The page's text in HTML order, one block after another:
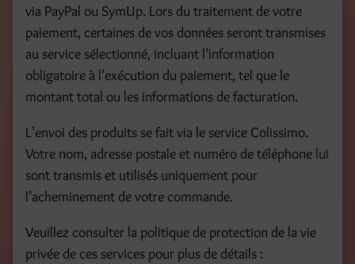
via PayPal ou SymUp. Lors du traitement de votre
paiement, certaines de vos données seront transmises
au service sélectionné, incluant l’information
obligatoire à l’exécution du paiement, tel que le
montant total ou les informations de facturation.
L’envoi des produits se fait via le service Colissimo.
Votre nom, adresse postale et numéro de téléphone lui
sont transmis et utilisés uniquement pour
l’acheminement de votre commande.
Veuillez consulter la politique de protection de la vie
privée de ces services pour plus de détails :